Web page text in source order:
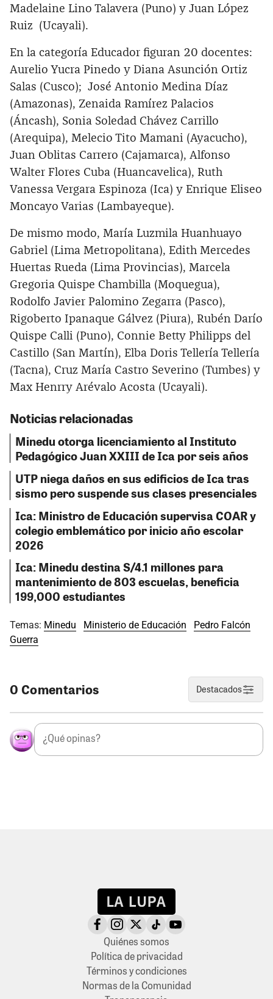
Madelaine Lino Talavera (Puno) y Juan López
Ruiz (Ucayali).
En la categoría Educador figuran 20 docentes:
Aurelio Yucra Pinedo y Diana Asunción Ortiz
Salas (Cusco); José Antonio Medina Díaz
(Amazonas), Zenaida Ramírez Palacios
(Áncash), Sonia Soledad Chávez Carrillo
(Arequipa), Melecio Tito Mamani (Ayacucho),
Juan Oblitas Carrero (Cajamarca), Alfonso
Walter Flores Cuba (Huancavelica), Ruth
Vanessa Vergara Espinoza (Ica) y Enrique Eliseo
Moncayo Varias (Lambayeque).
De mismo modo, María Luzmila Huanhuayo
Gabriel (Lima Metropolitana), Edith Mercedes
Huertas Rueda (Lima Provincias), Marcela
Gregoria Quispe Chambilla (Moquegua),
Rodolfo Javier Palomino Zegarra (Pasco),
Rigoberto Ipanaque Gálvez (Piura), Rubén Darío
Quispe Calli (Puno), Connie Betty Philipps del
Castillo (San Martín), Elba Doris Tellería Tellería
(Tacna), Cruz María Castro Severino (Tumbes) y
Max Henrry Arévalo Acosta (Ucayali).
Noticias relacionadas
Minedu otorga licenciamiento al Instituto
Pedagógico Juan XXIII de Ica por seis años
UTP niega daños en sus edificios de Ica tras
sismo pero suspende sus clases presenciales
Ica: Ministro de Educación supervisa COAR y
colegio emblemático por inicio año escolar
2026
Ica: Minedu destina S/4.1 millones para
mantenimiento de 803 escuelas, beneficia
199,000 estudiantes
Temas: Minedu Ministerio de Educación
Pedro Falcón
Guerra
0 Comentarios Destacados
Quiénes somos
Política de privacidad
Términos y condiciones
Normas de la Comunidad